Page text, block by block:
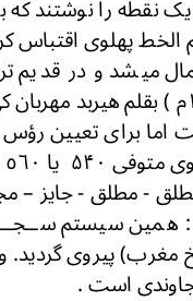
نقطه را نوشتند
الخط پهلوی اقتباس
میشد و در قدیم
کوپنهاگ محفوظ و در سنه ( ٧٢٦هـ
اما برای تعیین
مطلق - مطلق -
همين سيستم
پیروی گردید.
است .